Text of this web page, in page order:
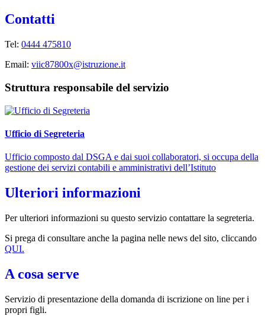
Contatti
Tel: 0444 475810
Email: viic87800x@istruzione.it
Struttura responsabile del servizio
Ufficio di Segreteria
Ufficio composto dal DSGA e dai suoi collaboratori, si occupa della
gestione dei servizi contabili e amministrativi dell’Istituto
Ulteriori informazioni
Per ulteriori informazioni su questo servizio contattare la segreteria.
Si prega di consultare anche la pagina nelle news del sito, cliccando
QUI.
A cosa serve
Servizio di presentazione della domanda di iscrizione on line per i
propri figli.